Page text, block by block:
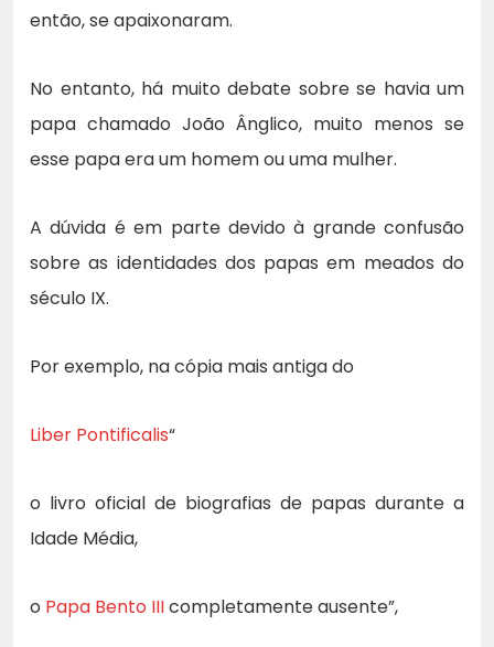
então, se apaixonaram.
No entanto, há muito debate sobre se havia um
papa chamado João Ânglico, muito menos se
esse papa era um homem ou uma mulher.
A dúvida é em parte devido à grande confusão
sobre as identidades dos papas em meados do
século IX.
Por exemplo, na cópia mais antiga do
Liber Pontificalis“
o livro oficial de biografias de papas durante a
Idade Média,
o Papa Bento IIIcompletamente ausente”,